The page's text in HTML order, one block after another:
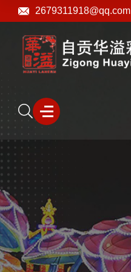
2679311918@qq.com